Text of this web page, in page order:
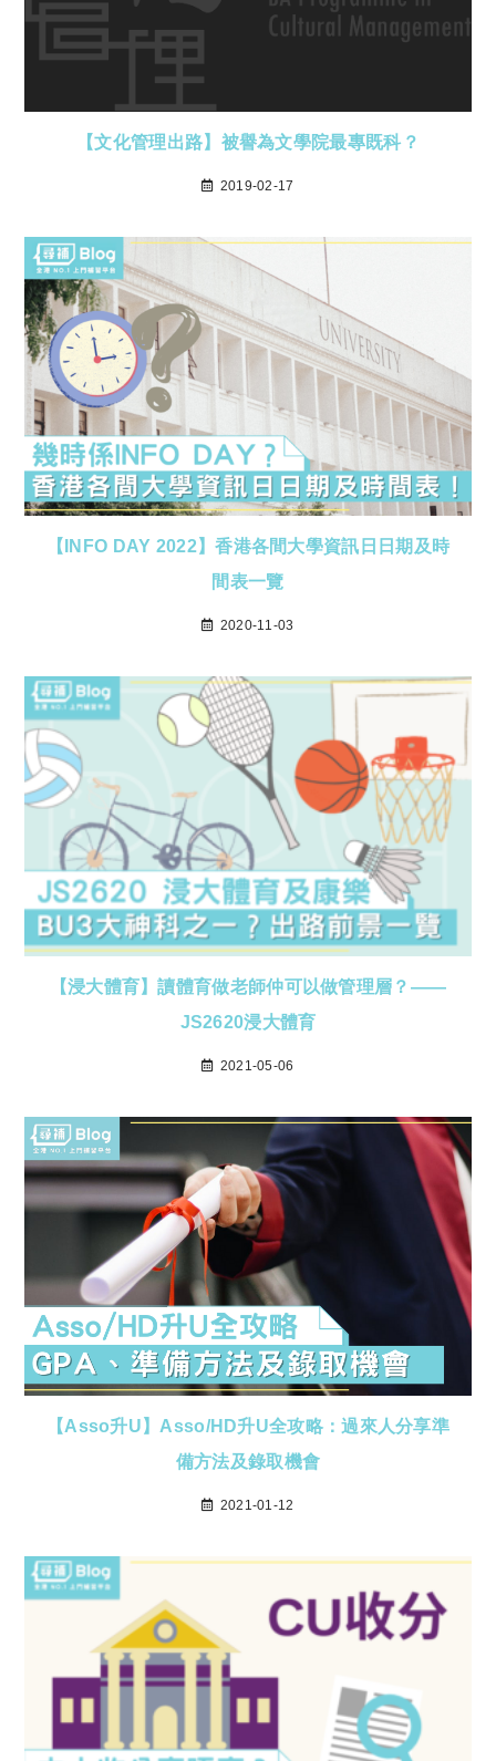
【文化管理出路】被譽為文學院最專既科？
2019-02-17
【INFO DAY 2022】香港各間大學資訊日日期及時
間表一覽
2020-11-03
【浸大體育】讀體育做老師仲可以做管理層？——
JS2620浸大體育
2021-05-06
【Asso升U】Asso/HD升U全攻略：過來人分享準
備方法及錄取機會
2021-01-12